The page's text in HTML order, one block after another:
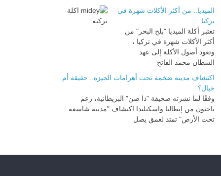
الميديا.. من أكثر الأكلات شهرة في
تركيا
تعتبر أكلة الميديا "بلح البحر" من
أكثر الأكلات شهرة في تركيا ،
وتعود أصول الأكلة إلى عهد
السطان محمد الفاتح
اكتشاف مدينة ضخمة تحت أهرامات الجيزة.. حقيقة أم
خيال؟
وفقًا لما نشرته صحيفة "ذا صن" البريطانية، زعم
باحثون من إيطاليا واسكتلندا اكتشاف "مدينة شاسعة
تحت الأرض" تمتد لعمق يصل